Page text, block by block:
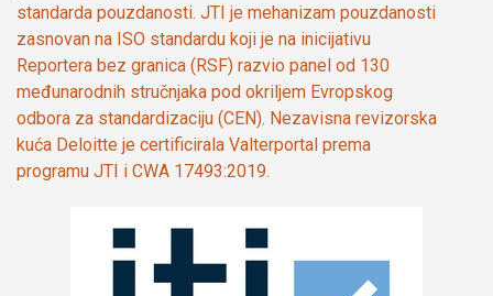
standarda pouzdanosti. JTI je mehanizam pouzdanosti
zasnovan na ISO standardu koji je na inicijativu
Reportera bez granica (RSF) razvio panel od 130
međunarodnih stručnjaka pod okriljem Evropskog
odbora za standardizaciju (CEN). Nezavisna revizorska
kuća Deloitte je certificirala Valterportal prema
programu JTI i CWA 17493:2019.